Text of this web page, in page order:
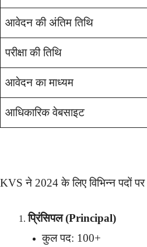
आवेदन की अंतिम तिथि
परीक्षा की तिथि
आवेदन का माध्यम
आधिकारिक वेबसाइट
KVS ने 2024 के लिए विभिन्न पदों
प्रिंसिपल (Principal)
कुल पद: 100+